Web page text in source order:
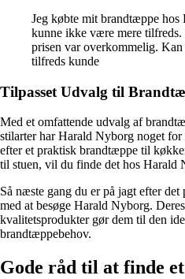
Jeg købte mit brandtæppe
kunne ikke være mere
prisen var overkommelig.
tilfreds kunde
Tilpasset Udvalg til
Med et omfattende udvalg af
stilarter har Harald Nyborg noget
efter et praktisk brandtæppe til
til stuen, vil du finde det hos Harald
Så næste gang du er på jagt efter
med at besøge Harald Nyborg.
kvalitetsprodukter gør dem til den
brandtæppebehov.
Gode råd til at finde